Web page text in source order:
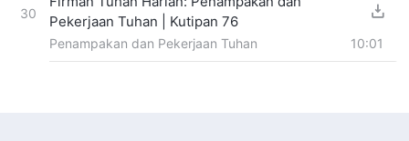
30
Pekerjaan Tuhan | Kutipan 76
Penampakan dan Pekerjaan Tuhan 10:01